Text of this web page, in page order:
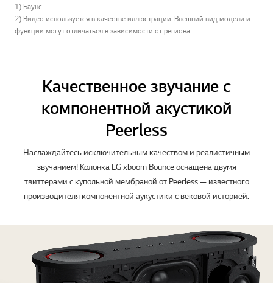
1) Баунс.
2) Видео используется в качестве иллюстрации. Внешний вид модели и
функции могут отличаться в зависимости от региона.
Качественное звучание с
компонентной акустикой
Peerless
Наслаждайтесь исключительным качеством и реалистичным
звучанием! Колонка LG xboom Bounce оснащена двумя
твиттерами с купольной мембраной от Peerless — известного
производителя компонентной аукустики с вековой историей.